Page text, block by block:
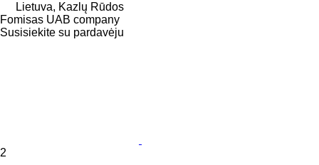
Lietuva, Kazlų Rūdos
Fomisas UAB company
Susisiekite su pardavėju
2